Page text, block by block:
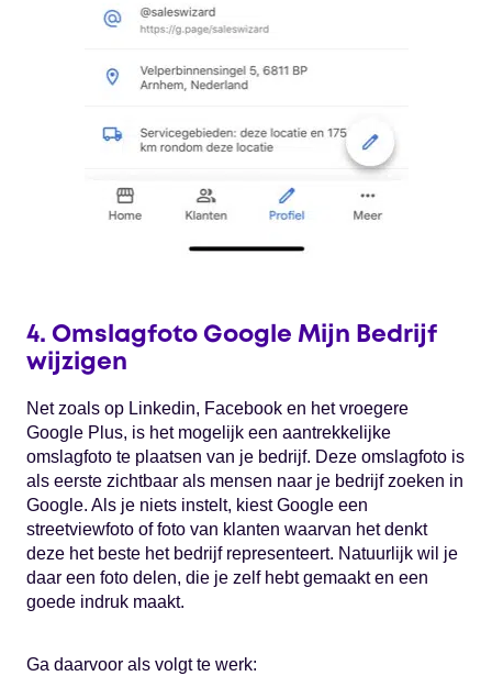
4. Omslagfoto Google Mijn Bedrijf
wijzigen
Net zoals op Linkedin, Facebook en het vroegere
Google Plus, is het mogelijk een aantrekkelijke
omslagfoto te plaatsen van je bedrijf. Deze omslagfoto is
als eerste zichtbaar als mensen naar je bedrijf zoeken in
Google. Als je niets instelt, kiest Google een
streetviewfoto of foto van klanten waarvan het denkt
deze het beste het bedrijf representeert. Natuurlijk wil je
daar een foto delen, die je zelf hebt gemaakt en een
goede indruk maakt.
Ga daarvoor als volgt te werk: